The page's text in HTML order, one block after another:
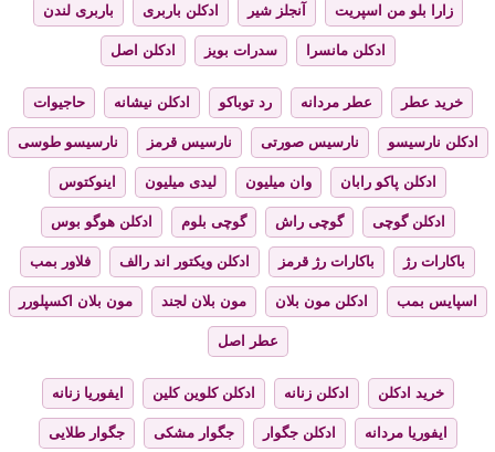
زارا بلو من اسپریت آنجلز شیر ادکلن باربری باربری لندن
ادکلن مانسرا سدرات بویز ادکلن اصل
خرید عطر عطر مردانه رد توباکو ادکلن نیشانه حاجیوات
ادکلن نارسیسو نارسیس صورتی نارسیس قرمز نارسیسو طوسی
ادکلن پاکو رابان وان میلیون لیدی میلیون اینوکتوس
ادکلن گوچی گوچی راش گوچی بلوم ادکلن هوگو بوس
باکارات رژ باکارات رژ قرمز ادکلن ویکتور اند رالف فلاور بمب
اسپایس بمب ادکلن مون بلان مون بلان لجند مون بلان اکسپلورر
عطر اصل
خرید ادکلن ادکلن زنانه ادکلن کلوین کلین ایفوریا زنانه
ایفوریا مردانه ادکلن جگوار جگوار مشکی جگوار طلایی